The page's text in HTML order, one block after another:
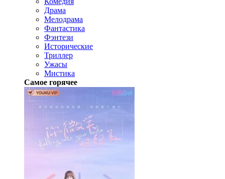
Драма
Мелодрама
Фантастика
Фэнтези
Исторические
Триллер
Ужасы
Мистика
Самое горячее